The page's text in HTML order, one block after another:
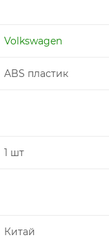
Volkswagen
ABS пластик
1 шт
Китай